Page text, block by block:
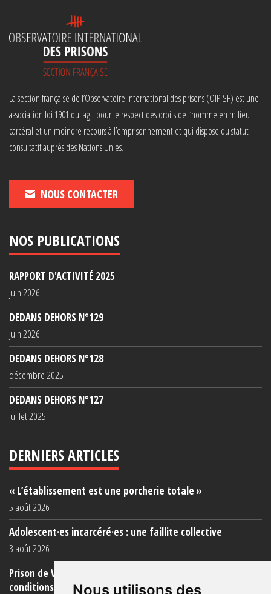
Nous utilisons des
La section française de l’Observatoire international des prisons (OIP-SF) est une
association loi 1901 qui agit pour le respect des droits de l’homme en milieu
carcéral et un moindre recours à l’emprisonnement et qui dispose du statut
consultatif auprès des Nations Unies.
NOUS CONTACTER
NOS PUBLICATIONS
RAPPORT D'ACTIVITÉ 2025
juin 2026
DEDANS DEHORS N°129
juin 2026
DEDANS DEHORS N°128
décembre 2025
DEDANS DEHORS N°127
juillet 2025
DERNIERS ARTICLES
« L’établissement est une porcherie totale »
5 août 2026
Adolescent·es incarcéré·es : une faillite collective
3 août 2026
Prison de Vendin-le-Vieil : témoignage de familles sur les
conditions (...)